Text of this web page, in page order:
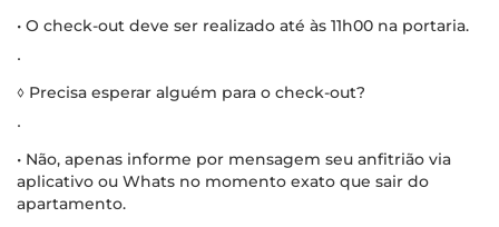
• O check-out deve ser realizado até às 11h00 na portaria.
∙
◊ Precisa esperar alguém para o check-out?
∙
• Não, apenas informe por mensagem seu anfitrião via
aplicativo ou Whats no momento exato que sair do
apartamento.